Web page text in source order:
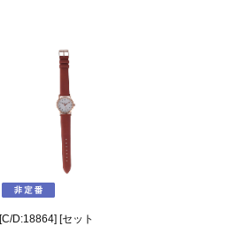
[C/D:18864] [セット